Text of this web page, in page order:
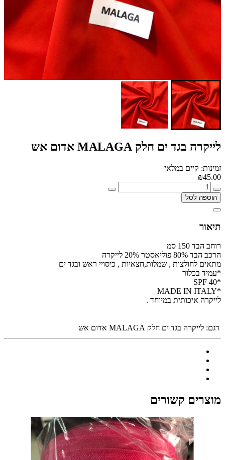
לייקרה בגד ים חלק MALAGA אדום אש
זמינות: קיים במלאי
₪45.00
הוספה לסל
תיאור
רוחב הבד 150 סמ
הרכב הבד 80% פוליאסטר 20% לייקרה
מתאים לחולצות , שמלות,חצאיות , כיסויי ראש ובגד ים
*עמיד בכלור
*SPF 40
*MADE IN ITALY
לייקרה איכותית במיוחד .
דגם: לייקרה בגד ים חלק MALAGA אדום אש
מוצרים קשורים